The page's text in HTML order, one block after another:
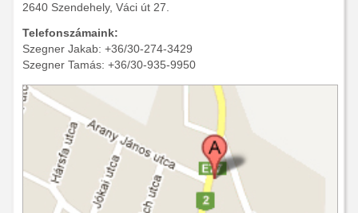
2640 Szendehely, Váci út 27.
Telefonszámaink:
Szegner Jakab: +36/30-274-3429
Szegner Tamás: +36/30-935-9950